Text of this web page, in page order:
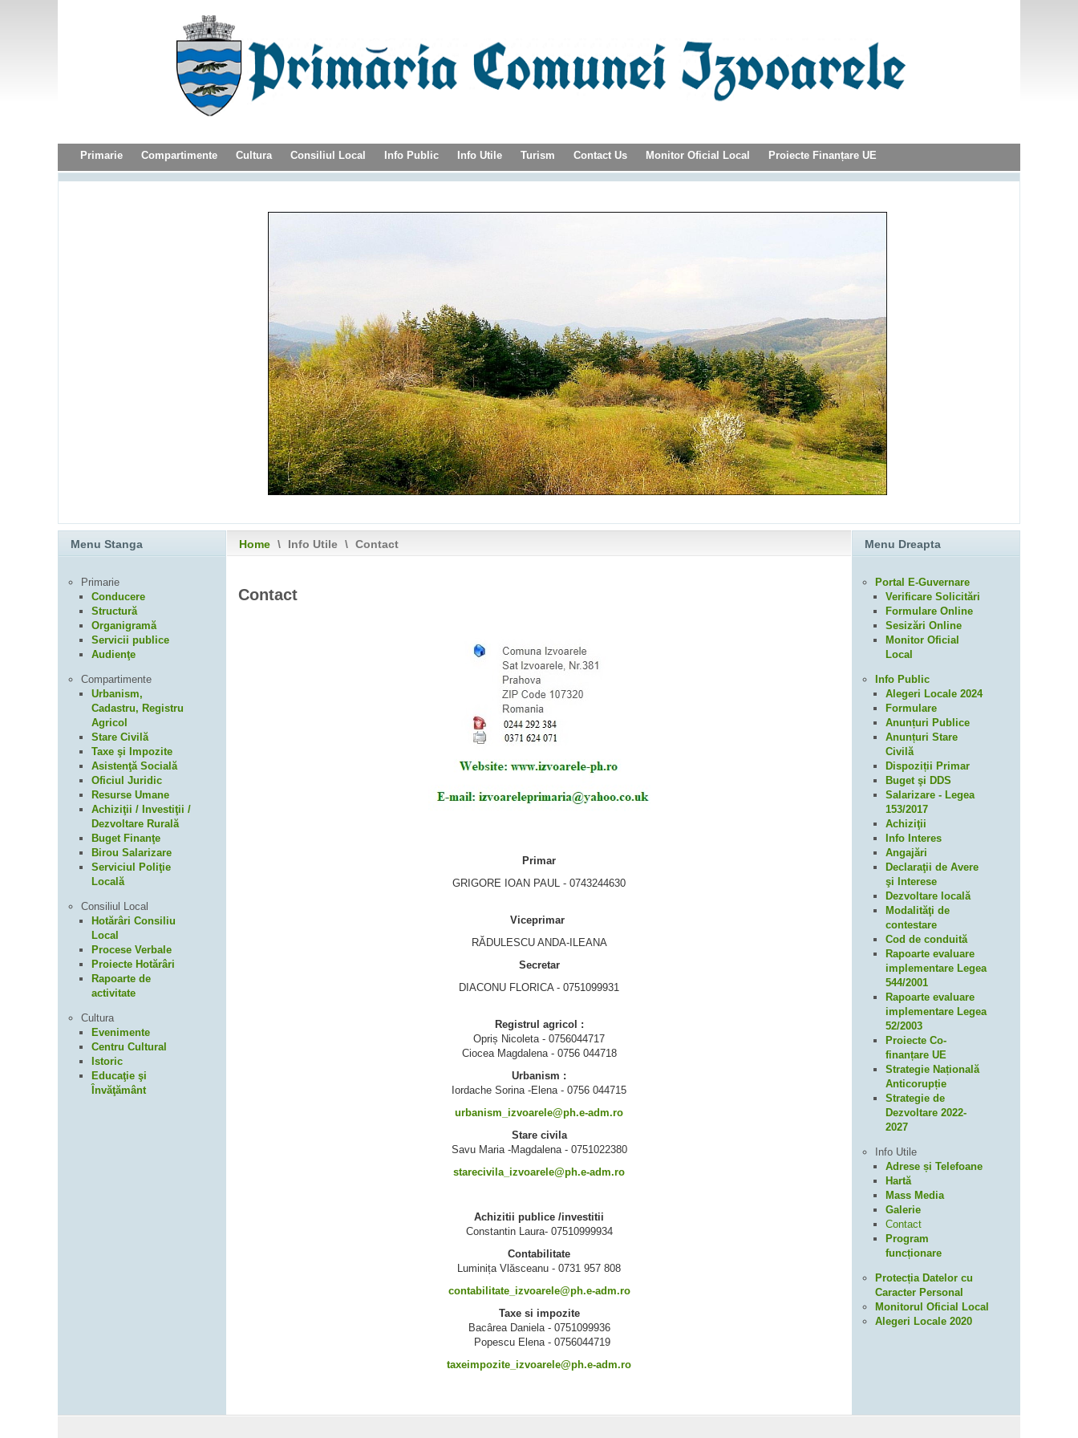
Primarie Compartimente Cultura Consiliul Local Info Public Info Utile Turism Contact Us Monitor Oficial Local Proiecte Finanțare UE
Home \ Info Utile \ Contact
Contact
Primar
GRIGORE IOAN PAUL - 0743244630
Viceprimar
RĂDULESCU ANDA-ILEANA
Secretar
DIACONU FLORICA - 0751099931
Registrul agricol :
Opriș Nicoleta - 0756044717
Ciocea Magdalena - 0756 044718
Urbanism :
Iordache Sorina -Elena - 0756 044715
urbanism_izvoarele@ph.e-adm.ro
Stare civila
Savu Maria -Magdalena - 0751022380
starecivila_izvoarele@ph.e-adm.ro
Achizitii publice /investitii
Constantin Laura- 07510999934
Contabilitate
Luminița Vlăsceanu - 0731 957 808
contabilitate_izvoarele@ph.e-adm.ro
Taxe si impozite
Bacârea Daniela - 0751099936
Popescu Elena - 0756044719
taxeimpozite_izvoarele@ph.e-adm.ro
Menu Stanga
Primarie
Conducere
Structură
Organigramă
Servicii publice
Audienţe
Compartimente
Urbanism,
Cadastru, Registru
Agricol
Stare Civilă
Taxe şi Impozite
Asistenţă Socială
Oficiul Juridic
Resurse Umane
Achiziţii / Investiţii /
Dezvoltare Rurală
Buget Finanţe
Birou Salarizare
Serviciul Poliţie
Locală
Consiliul Local
Hotărâri Consiliu
Local
Procese Verbale
Proiecte Hotărâri
Rapoarte de
activitate
Cultura
Evenimente
Centru Cultural
Istoric
Educaţie şi
Învăţământ
Menu Dreapta
Portal E-Guvernare
Verificare Solicitări
Formulare Online
Sesizări Online
Monitor Oficial
Local
Info Public
Alegeri Locale 2024
Formulare
Anunțuri Publice
Anunțuri Stare
Civilă
Dispoziții Primar
Buget şi DDS
Salarizare - Legea
153/2017
Achiziţii
Info Interes
Angajări
Declaraţii de Avere
şi Interese
Dezvoltare locală
Modalităţi de
contestare
Cod de conduită
Rapoarte evaluare
implementare Legea
544/2001
Rapoarte evaluare
implementare Legea
52/2003
Proiecte Co-
finanțare UE
Strategie Națională
Anticorupție
Strategie de
Dezvoltare 2022-
2027
Info Utile
Adrese și Telefoane
Hartă
Mass Media
Galerie
Contact
Program
funcționare
Protecția Datelor cu
Caracter Personal
Monitorul Oficial Local
Alegeri Locale 2020